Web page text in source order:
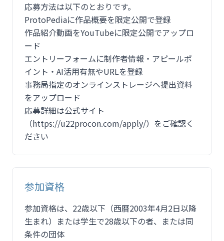
応募方法は以下のとおりです。
ProtoPediaに作品概要を限定公開で登録
作品紹介動画をYouTubeに限定公開でアップロ
ード
エントリーフォームに制作者情報・アピールポ
イント・AI活用有無やURLを登録
事務局指定のオンラインストレージへ提出資料
をアップロード
応募詳細は公式サイト
（https://u22procon.com/apply/）をご確認く
ださい
参加資格
参加資格は、22歳以下（西暦2003年4月2日以降
生まれ）または学生で28歳以下の者、または同
条件の団体